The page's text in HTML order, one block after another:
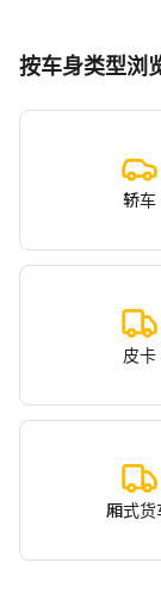
按车身类型浏
轿车
皮卡
厢式货